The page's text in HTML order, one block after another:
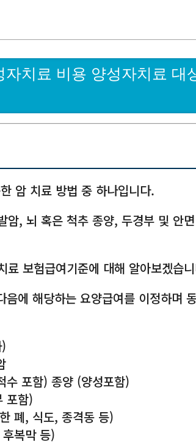
자치료 비용 양성자치료 대
암 치료 방법 중 하나입니다.
암, 뇌 혹은 척추 종양, 두경부 및 안
료 보험급여기준에 대해 알아보겠습
음에 해당하는 요양급여를 이정하며
수 포함) 종양 (양성포함)
포함)
폐, 식도, 종격동 등)
복막 등)